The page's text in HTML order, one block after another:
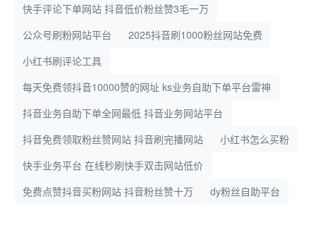
快手评论下单网站 抖音低价粉丝赞3毛一万
公众号刷粉网站平台
2025抖音刷1000粉丝网站免费
小红书刷评论工具
每天免费领抖音10000赞的网址 ks业务自助下单平台雷神
抖音业务自助下单全网最低 抖音业务网站平台
抖音免费领取粉丝赞网站 抖音刷完播网站
小红书怎么买粉
快手业务平台 在线秒刷快手双击网站低价
免费点赞抖音买粉网站 抖音粉丝赞十万
dy粉丝自助平台